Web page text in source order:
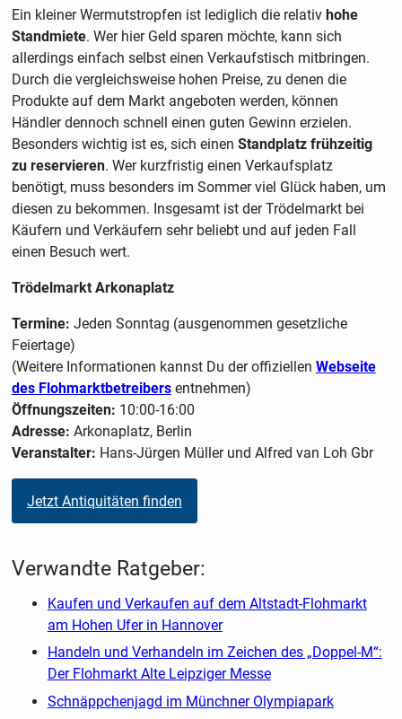
Ein kleiner Wermutstropfen ist lediglich die relativ hohe
Standmiete. Wer hier Geld sparen möchte, kann sich
allerdings einfach selbst einen Verkaufstisch mitbringen.
Durch die vergleichsweise hohen Preise, zu denen die
Produkte auf dem Markt angeboten werden, können
Händler dennoch schnell einen guten Gewinn erzielen.
Besonders wichtig ist es, sich einen Standplatz frühzeitig
zu reservieren. Wer kurzfristig einen Verkaufsplatz
benötigt, muss besonders im Sommer viel Glück haben, um
diesen zu bekommen. Insgesamt ist der Trödelmarkt bei
Käufern und Verkäufern sehr beliebt und auf jeden Fall
einen Besuch wert.
Trödelmarkt Arkonaplatz
Termine: Jeden Sonntag (ausgenommen gesetzliche
Feiertage)
(Weitere Informationen kannst Du der offiziellen Webseite
des Flohmarktbetreibersentnehmen)
Öffnungszeiten: 10:00-16:00
Adresse: Arkonaplatz, Berlin
Veranstalter: Hans-Jürgen Müller und Alfred van Loh Gbr
Jetzt Antiquitäten finden
Verwandte Ratgeber:
Kaufen und Verkaufen auf dem Altstadt-Flohmarkt
am Hohen Ufer in Hannover
Handeln und Verhandeln im Zeichen des „Doppel-M“:
Der Flohmarkt Alte Leipziger Messe
Schnäppchenjagd im Münchner Olympiapark